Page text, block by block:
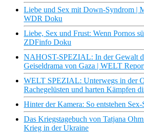
Liebe und Sex mit Down-Syndrom |
WDR Doku
Liebe, Sex und Frust: Wenn Pornos
ZDFinfo Doku
NAHOST-SPEZIAL: In der Gewalt
Geiseldrama von Gaza | WELT
WELT SPEZIAL: Unterwegs in der
Rachegelüsten und harten Kämpfen
Hinter der Kamera: So entstehen Sex-
Das Kriegstagebuch von Tatjana
Krieg in der Ukraine